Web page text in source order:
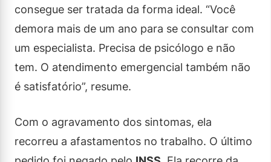
consegue ser tratada da forma ideal. “Você
demora mais de um ano para se consultar com
um especialista. Precisa de psicólogo e não
tem. O atendimento emergencial também não
é satisfatório”, resume.
Com o agravamento dos sintomas, ela
recorreu a afastamentos no trabalho. O último